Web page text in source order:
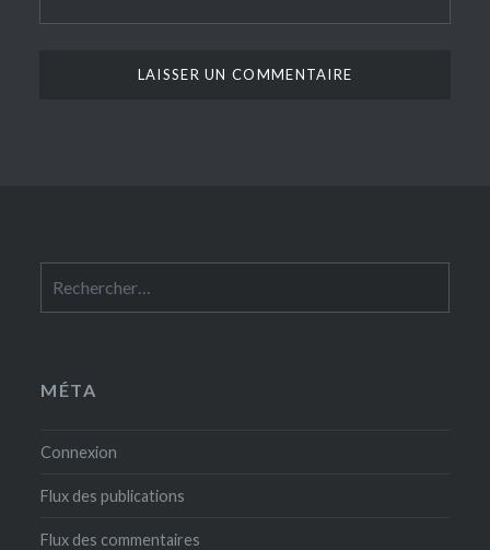
MÉTA
Connexion
Flux des publications
Flux des commentaires